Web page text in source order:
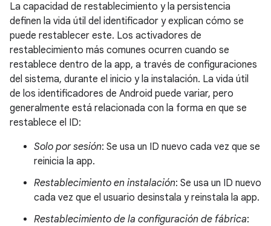
La capacidad de restablecimiento y la persistencia
definen la vida útil del identificador y explican cómo se
puede restablecer este. Los activadores de
restablecimiento más comunes ocurren cuando se
restablece dentro de la app, a través de configuraciones
del sistema, durante el inicio y la instalación. La vida útil
de los identificadores de Android puede variar, pero
generalmente está relacionada con la forma en que se
restablece el ID:
Solo por sesión: Se usa un ID nuevo cada vez que se
reinicia la app.
Restablecimiento en instalación: Se usa un ID nuevo
cada vez que el usuario desinstala y reinstala la app.
Restablecimiento de la configuración de fábrica: